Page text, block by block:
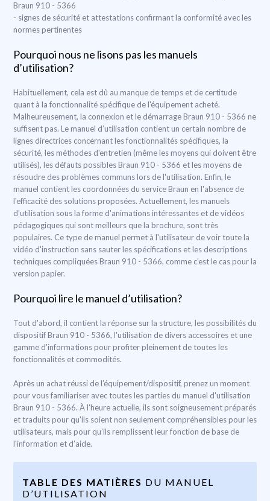
Braun 910 - 5366
- signes de sécurité et attestations confirmant la conformité avec les
normes pertinentes
Pourquoi nous ne lisons pas les manuels
d’utilisation?
Habituellement, cela est dû au manque de temps et de certitude
quant à la fonctionnalité spécifique de l'équipement acheté.
Malheureusement, la connexion et le démarrage Braun 910 - 5366 ne
suffisent pas. Le manuel d’utilisation contient un certain nombre de
lignes directrices concernant les fonctionnalités spécifiques, la
sécurité, les méthodes d'entretien (même les moyens qui doivent être
utilisés), les défauts possibles Braun 910 - 5366 et les moyens de
résoudre des problèmes communs lors de l'utilisation. Enfin, le
manuel contient les coordonnées du service Braun en l'absence de
l'efficacité des solutions proposées. Actuellement, les manuels
d’utilisation sous la forme d'animations intéressantes et de vidéos
pédagogiques qui sont meilleurs que la brochure, sont très
populaires. Ce type de manuel permet à l'utilisateur de voir toute la
vidéo d'instruction sans sauter les spécifications et les descriptions
techniques compliquées Braun 910 - 5366, comme c’est le cas pour la
version papier.
Pourquoi lire le manuel d’utilisation?
Tout d'abord, il contient la réponse sur la structure, les possibilités du
dispositif Braun 910 - 5366, l'utilisation de divers accessoires et une
gamme d'informations pour profiter pleinement de toutes les
fonctionnalités et commodités.
Après un achat réussi de l’équipement/dispositif, prenez un moment
pour vous familiariser avec toutes les parties du manuel d'utilisation
Braun 910 - 5366. À l'heure actuelle, ils sont soigneusement préparés
et traduits pour qu'ils soient non seulement compréhensibles pour les
utilisateurs, mais pour qu’ils remplissent leur fonction de base de
l'information et d’aide.
TABLE DES MATIÈRES DU MANUEL
D’UTILISATION